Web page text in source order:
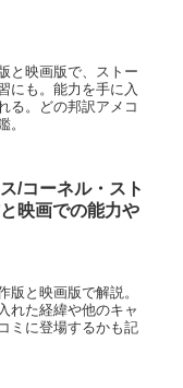
と映画版で、ストー
にも。能力を手に入
る。どの邦訳アメコ
。
/コーネル・スト
映画での能力や
版と映画版で解説。
れた経緯や他のキャ
ミに登場するかも記